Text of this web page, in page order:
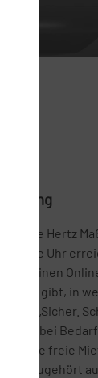
setzte Hertz
um die Uhr
einen
gibt, in
„Sicher.
bei
wie freie
dazugehört